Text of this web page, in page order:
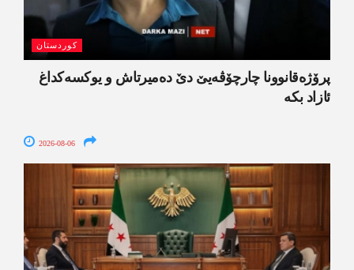
کوردستان
پرۆژەقانوونا چارچۆڤەیێ دێ دەمیرتاش و یوکسەکداغ
ئازاد بکە
2026-08-06